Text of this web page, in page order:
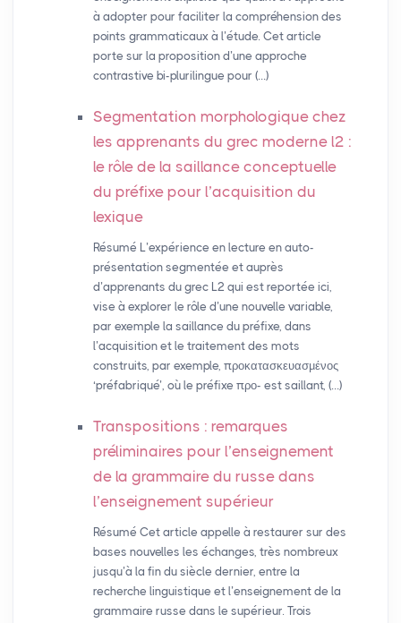
à adopter pour faciliter la compréhension des
points grammaticaux à l’étude. Cet article
porte sur la proposition d’une approche
contrastive bi-plurilingue pour (…)
Segmentation morphologique chez
les apprenants du grec moderne l2 :
le rôle de la saillance conceptuelle
du préfixe pour l’acquisition du
lexique
Résumé L’expérience en lecture en auto-
présentation segmentée et auprès
d’apprenants du grec L2 qui est reportée ici,
vise à explorer le rôle d’une nouvelle variable,
par exemple la saillance du préfixe, dans
l’acquisition et le traitement des mots
construits, par exemple, προκατασκευασμένος
‘préfabriqué’, où le préfixe προ- est saillant, (…)
Transpositions : remarques
préliminaires pour l’enseignement
de la grammaire du russe dans
l’enseignement supérieur
Résumé Cet article appelle à restaurer sur des
bases nouvelles les échanges, très nombreux
jusqu’à la fin du siècle dernier, entre la
recherche linguistique et l’enseignement de la
grammaire russe dans le supérieur. Trois